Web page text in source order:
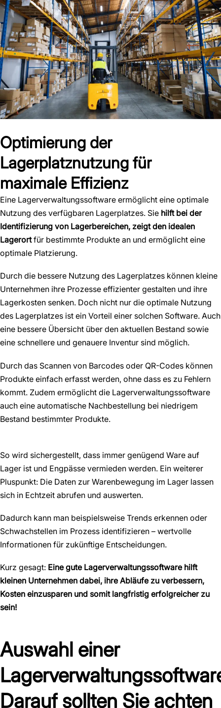
Optimierung der
Lagerplatznutzung für
maximale Effizienz
Eine Lagerverwaltungssoftware ermöglicht eine optimale
Nutzung des verfügbaren Lagerplatzes. Sie hilft bei der
Identifizierung von Lagerbereichen, zeigt den idealen
Lagerortfür bestimmte Produkte an und ermöglicht eine
optimale Platzierung.
Durch die bessere Nutzung des Lagerplatzes können kleine
Unternehmen ihre Prozesse effizienter gestalten und ihre
Lagerkosten senken. Doch nicht nur die optimale Nutzung
des Lagerplatzes ist ein Vorteil einer solchen Software. Auch
eine bessere Übersicht über den aktuellen Bestand sowie
eine schnellere und genauere Inventur sind möglich.
Durch das Scannen von Barcodes oder QR-Codes können
Produkte einfach erfasst werden, ohne dass es zu Fehlern
kommt. Zudem ermöglicht die Lagerverwaltungssoftware
auch eine automatische Nachbestellung bei niedrigem
Bestand bestimmter Produkte.
So wird sichergestellt, dass immer genügend Ware auf
Lager ist und Engpässe vermieden werden. Ein weiterer
Pluspunkt: Die Daten zur Warenbewegung im Lager lassen
sich in Echtzeit abrufen und auswerten.
Dadurch kann man beispielsweise Trends erkennen oder
Schwachstellen im Prozess identifizieren – wertvolle
Informationen für zukünftige Entscheidungen.
Kurz gesagt: Eine gute Lagerverwaltungssoftware hilft
kleinen Unternehmen dabei, ihre Abläufe zu verbessern,
Kosten einzusparen und somit langfristig erfolgreicher zu
sein!
Auswahl einer
Darauf sollten Sie achten